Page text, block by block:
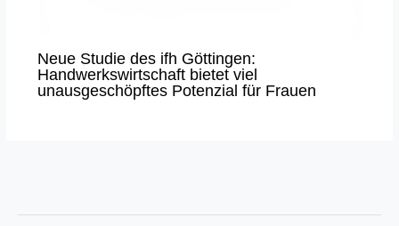
Neue Studie des ifh Göttingen:
Handwerkswirtschaft bietet viel
unausgeschöpftes Potenzial für Frauen